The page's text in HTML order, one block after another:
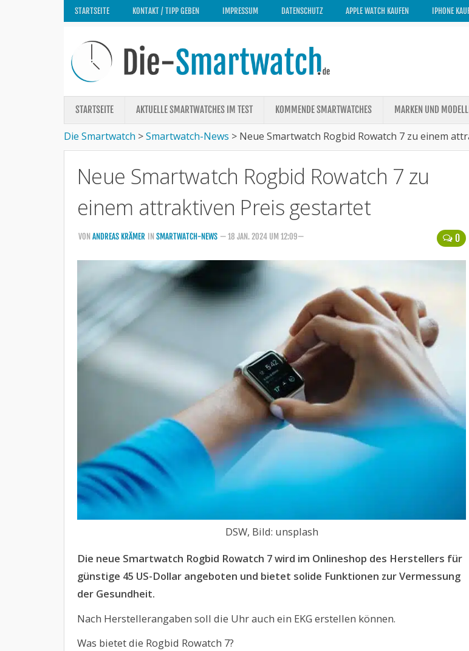
STARTSEITE KONTAKT / TIPP GEBEN IMPRESSUM DATENSCHUTZ APPLE WATCH KAUFEN IPHONE
STARTSEITE AKTUELLE SMARTWATCHES IM TEST KOMMENDE SMARTWATCHES MARKEN UND
Die Smartwatch >Smartwatch-News > Neue Smartwatch Rogbid Rowatch 7 zu einem
Neue Smartwatch Rogbid Rowatch 7 zu
einem attraktiven Preis gestartet
0
VON ANDREAS KRÄMER IN SMARTWATCH-NEWS — 18 JAN. 2024 UM 12:09—
DSW, Bild: unsplash
Die neue Smartwatch Rogbid Rowatch 7 wird im Onlineshop des Herstellers für
günstige 45 US-Dollar angeboten und bietet solide Funktionen zur Vermessung
der Gesundheit.
Nach Herstellerangaben soll die Uhr auch ein EKG erstellen können.
Was bietet die Rogbid Rowatch 7?